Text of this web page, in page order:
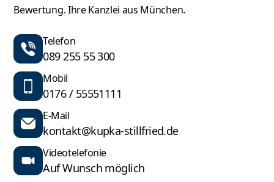
Bewertung. Ihre Kanzlei aus München.
Telefon
089 255 55 300
Mobil
0176 / 55551111
E-Mail
kontakt@kupka-stillfried.de
Videotelefonie
Auf Wunsch möglich